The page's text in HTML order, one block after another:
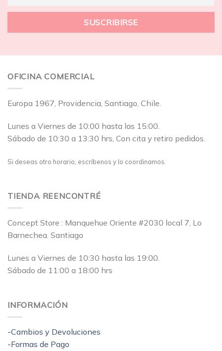
OFICINA COMERCIAL
Europa 1967, Providencia, Santiago, Chile.
Lunes a Viernes de 10:00 hasta las 15:00.
Sábado de 10:30 a 13:30 hrs, Con cita y retiro pedidos.
Si deseas otro horario, escríbenos y lo coordinamos.
TIENDA REENCONTRÉ
Concept Store : Manquehue Oriente #2030 local 7, Lo
Barnechea. Santiago
Lunes a Viernes de 10:30 hasta las 19:00.
Sábado de 11:00 a 18:00 hrs
INFORMACIÓN
-Cambios y Devoluciones
-Formas de Pago